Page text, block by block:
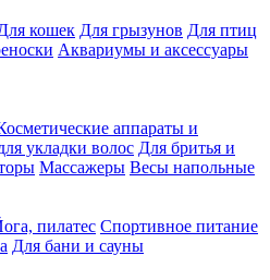
кошек Для грызунов Для птиц
Аквариумы и аксессуары
аппараты и
укладки волос Для бритья и
Массажеры Весы напольные
пилатес Спортивное питание
Для бани и сауны